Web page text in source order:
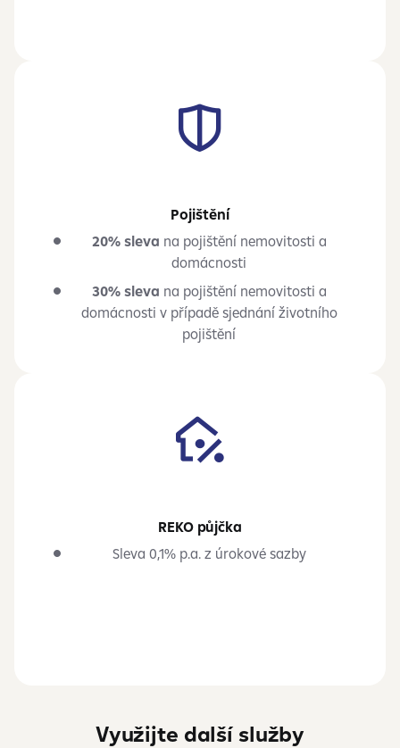
Pojištění
20% sleva na pojištění nemovitosti a
domácnosti
30% sleva na pojištění nemovitosti a
domácnosti v případě sjednání životního
pojištění
REKO půjčka
Sleva 0,1% p.a. z úrokové sazby
Využijte další služby